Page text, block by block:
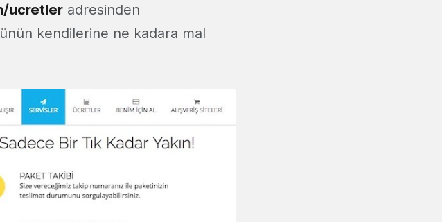
ucretler adresinden
kendilerine ne kadara mal